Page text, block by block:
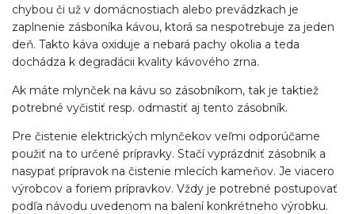
chybou či už v domácnostiach alebo prevádzkach je
zaplnenie zásboníka kávou, ktorá sa nespotrebuje za jeden
deň. Takto káva oxiduje a nebará pachy okolia a teda
dochádza k degradácii kvality kávového zrna.
Ak máte mlynček na kávu so zásobníkom, tak je taktiež
potrebné vyčistiť resp. odmastiť aj tento zásobník.
Pre čistenie elektrických mlynčekov veľmi odporúčame
použiť na to určené prípravky. Stačí vyprázdniť zásobník a
nasypať prípravok na čistenie mlecích kameňov. Je viacero
výrobcov a foriem prípravkov. Vždy je potrebné postupovať
podľa návodu uvedenom na balení konkrétneho výrobku.